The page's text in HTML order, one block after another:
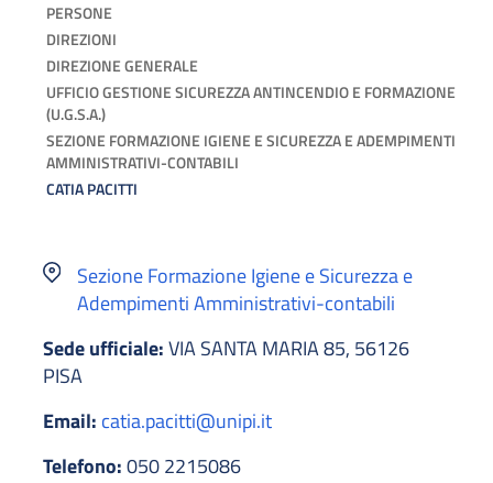
PERSONE
DIREZIONI
DIREZIONE GENERALE
UFFICIO GESTIONE SICUREZZA ANTINCENDIO E FORMAZIONE
(U.G.S.A.)
SEZIONE FORMAZIONE IGIENE E SICUREZZA E ADEMPIMENTI
AMMINISTRATIVI-CONTABILI
CATIA PACITTI
Sezione Formazione Igiene e Sicurezza e
Adempimenti Amministrativi-contabili
Sede ufficiale:VIA SANTA MARIA 85, 56126
PISA
Email: catia.pacitti@unipi.it
Telefono:050 2215086